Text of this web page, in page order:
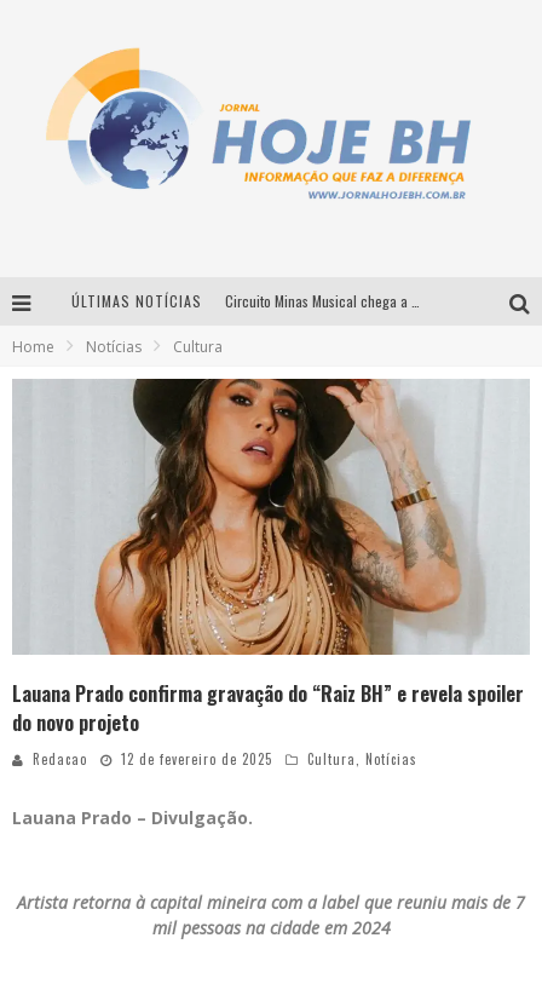
ÚLTIMAS NOTÍCIAS
Home Notícias Cultura
Lauana Prado confirma gravação do “Raiz BH” e revela spoiler
do novo projeto
Redacao 12 de fevereiro de 2025 Cultura, Notícias
Lauana Prado – Divulgação.
Artista retorna à capital mineira com a label que reuniu mais de 7
mil pessoas na cidade em 2024